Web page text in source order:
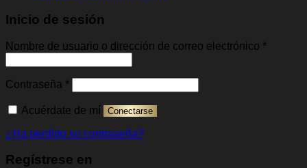
Inicio de sesión
Nombre de usuario o dirección de correo electrónico *
Contraseña *Obligatorio
Acuérdate de mí Conectarse
¿Ha perdido su contraseña?
Regístrese en